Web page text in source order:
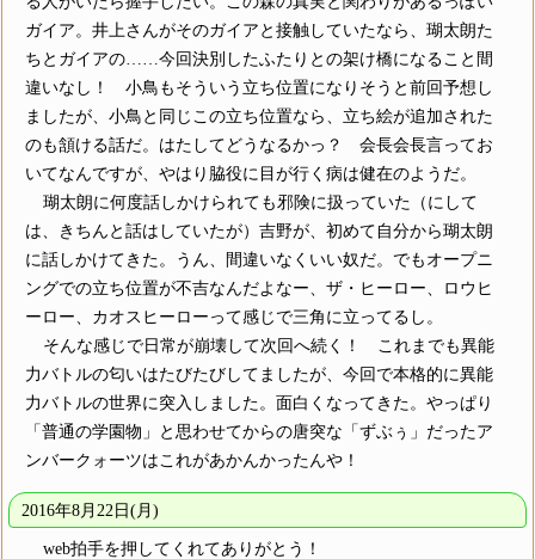
ガイア。井上さんがそのガイアと接触していたなら、瑚太朗た
ちとガイアの……今回決別したふたりとの架け橋になること間
違いなし！ 小鳥もそういう立ち位置になりそうと前回予想し
ましたが、小鳥と同じこの立ち位置なら、立ち絵が追加された
のも頷ける話だ。はたしてどうなるかっ？ 会長会長言ってお
いてなんですが、やはり脇役に目が行く病は健在のようだ。
瑚太朗に何度話しかけられても邪険に扱っていた（にして
は、きちんと話はしていたが）吉野が、初めて自分から瑚太朗
に話しかけてきた。うん、間違いなくいい奴だ。でもオープニ
ングでの立ち位置が不吉なんだよなー、ザ・ヒーロー、ロウヒ
ーロー、カオスヒーローって感じで三角に立ってるし。
そんな感じで日常が崩壊して次回へ続く！ これまでも異能
力バトルの匂いはたびたびしてましたが、今回で本格的に異能
力バトルの世界に突入しました。面白くなってきた。やっぱり
「普通の学園物」と思わせてからの唐突な「ずぶぅ」だったア
ンバークォーツはこれがあかんかったんや！
2016年8月22日(月)
web拍手を押してくれてありがとう！